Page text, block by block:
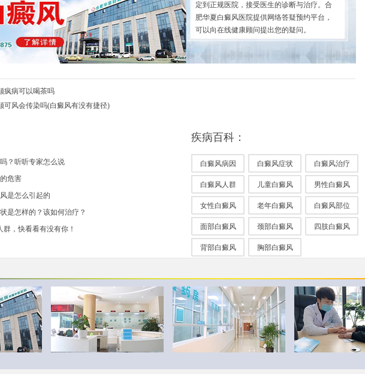
定到正规医院，接受医生的诊断与治疗。合
肥华夏白癜风医院提供网络答疑预约平台，
可以向在线健康顾问提出您的疑问。
疯病可以喝茶吗
可风会传染吗(白癜风有没有捷径)
？听听专家怎么说
危害
是怎么引起的
是怎样的？该如何治疗？
群，快看看有没有你！
疾病百科：
白癜风病因 白癜风症状 白癜风治疗
白癜风人群 儿童白癜风 男性白癜风
女性白癜风 老年白癜风 白癜风部位
面部白癜风 颈部白癜风 四肢白癜风
背部白癜风 胸部白癜风